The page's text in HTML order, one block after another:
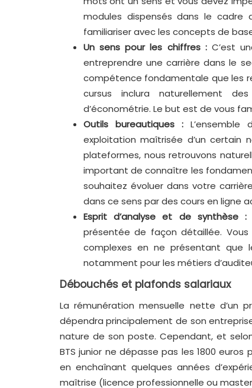
modules dispensés dans le
familiariser avec les concepts de
Un sens pour les chiffres :C’est
entreprendre une carrière dans le
compétence fondamentale que les
cursus inclura naturellement
d’économétrie. Le but est de vous
Outils bureautiques :
exploitation maîtrisée d’un certain
plateformes, nous retrouvons
important de connaître les
souhaitez évoluer dans votre
dans ce sens par des cours en ligne
Esprit d’analyse et de synthèse :
présentée de façon détaillée.
complexes en ne présentant que
notamment pour les métiers
Débouchés et plafonds salariaux
La rémunération mensuelle nette d’un
dépendra principalement de son
nature de son poste. Cependant, et
BTS junior ne dépasse pas les 1800
en enchaînant quelques années
maîtrise (licence professionnelle ou